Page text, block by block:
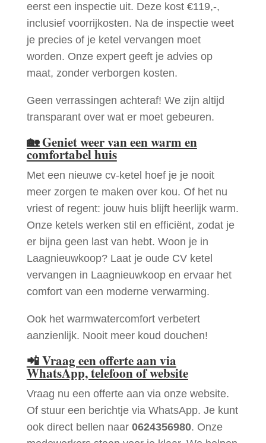
eerst een inspectie uit. Deze kost €119,-,
inclusief voorrijkosten. Na de inspectie weet
je precies of je ketel vervangen moet
worden. Onze expert geeft je advies op
maat, zonder verborgen kosten.
Geen verrassingen achteraf! We zijn altijd
transparant over wat er moet gebeuren.
🏡Geniet weer van een warm en
comfortabel huis
Met een nieuwe cv-ketel hoef je je nooit
meer zorgen te maken over kou. Of het nu
vriest of regent: jouw huis blijft heerlijk warm.
Onze ketels werken stil en efficiënt, zodat je
er bijna geen last van hebt. Woon je in
Laagnieuwkoop? Laat je oude CV ketel
vervangen in Laagnieuwkoop en ervaar het
comfort van een moderne verwarming.
Ook het warmwatercomfort verbetert
aanzienlijk. Nooit meer koud douchen!
📲Vraag een offerte aan via
WhatsApp, telefoon of website
Vraag nu een offerte aan via onze website.
Of stuur een berichtje via WhatsApp. Je kunt
ook direct bellen naar 0624356980. Onze